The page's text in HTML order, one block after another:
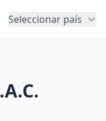
Seleccionar país